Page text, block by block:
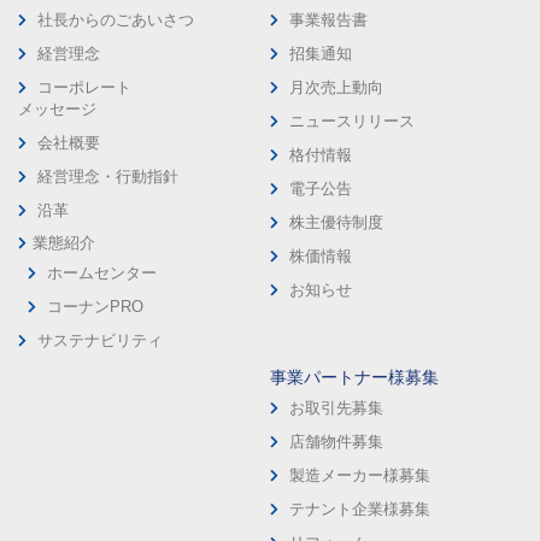
社長からのごあいさつ
経営理念
コーポレート
メッセージ
会社概要
経営理念・行動指針
沿革
業態紹介
ホームセンター
コーナンPRO
サステナビリティ
事業報告書
招集通知
月次売上動向
ニュースリリース
格付情報
電子公告
株主優待制度
株価情報
お知らせ
事業パートナー様募集
お取引先募集
店舗物件募集
製造メーカー様募集
テナント企業様募集